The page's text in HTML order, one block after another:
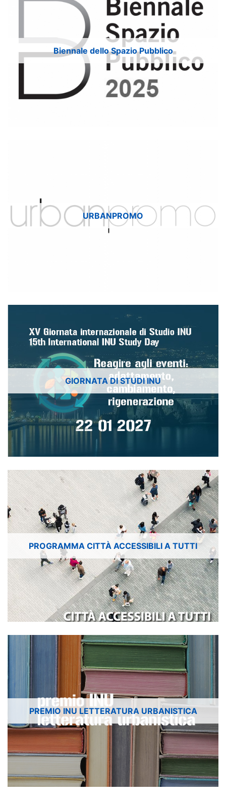
Biennale dello Spazio Pubblico
URBANPROMO
GIORNATA DI STUDI INU
PROGRAMMA CITTÀ ACCESSIBILI A TUTTI
PREMIO INU LETTERATURA URBANISTICA